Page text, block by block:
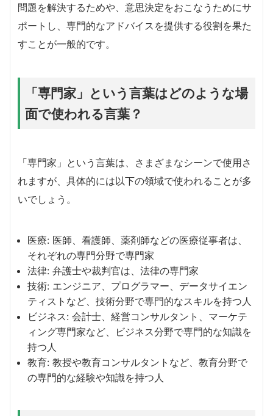
問題を解決するためや、意思決定をおこなうためにサ
ポートし、専門的なアドバイスを提供する役割を果た
すことが一般的です。
「専門家」という言葉はどのような場
面で使われる言葉？
「専門家」という言葉は、さまざまなシーンで使用さ
れますが、具体的には以下の領域で使われることが多
いでしょう。
医療: 医師、看護師、薬剤師などの医療従事者は、
それぞれの専門分野で専門家
法律: 弁護士や裁判官は、法律の専門家
技術: エンジニア、プログラマー、データサイエン
ティストなど、技術分野で専門的なスキルを持つ人
ビジネス: 会計士、経営コンサルタント、マーケテ
ィング専門家など、ビジネス分野で専門的な知識を
持つ人
教育: 教授や教育コンサルタントなど、教育分野で
の専門的な経験や知識を持つ人